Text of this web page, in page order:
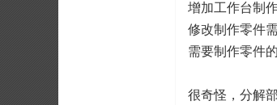
增加工作台制
修改制作零件
需要制作零件
很奇怪，分解